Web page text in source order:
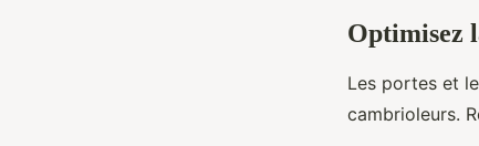
Optimisez
Les portes et
cambrioleurs.